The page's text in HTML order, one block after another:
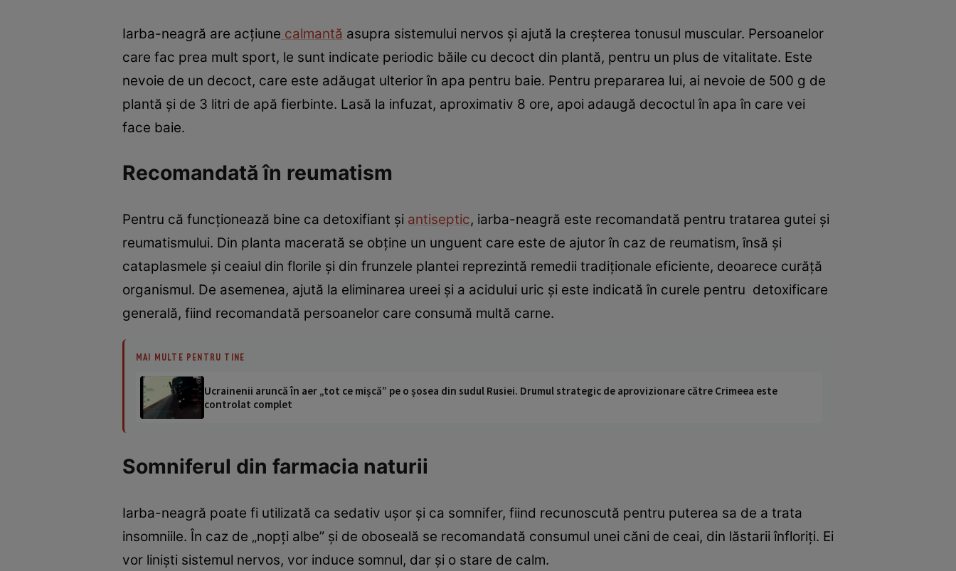
Iarba-neagră are acţiune calmantă asupra sistemului nervos şi ajută la creşterea tonusul muscular. Persoanelor
care fac prea mult sport, le sunt indicate periodic băile cu decoct din plantă, pentru un plus de vitalitate. Este
nevoie de un decoct, care este adăugat ulterior în apa pentru baie. Pentru prepararea lui, ai nevoie de 500 g de
plantă şi de 3 litri de apă fierbinte. Lasă la infuzat, aproximativ 8 ore, apoi adaugă decoctul în apa în care vei
face baie.
Recomandată în reumatism
Pentru că funcţionează bine ca detoxifiant şi antiseptic, iarba-neagră este recomandată pentru tratarea gutei şi
reumatismului. Din planta macerată se obţine un unguent care este de ajutor în caz de reumatism, însă şi
cataplasmele şi ceaiul din florile şi din frunzele plantei reprezintă remedii tradiţionale eficiente, deoarece curăţă
organismul. De asemenea, ajută la eliminarea ureei şi a acidului uric şi este indicată în curele pentru detoxificare
generală, fiind recomandată persoanelor care consumă multă carne.
MAI MULTE PENTRU TINE
Ucrainenii aruncă în aer „tot ce mișcă” pe o șosea din sudul Rusiei. Drumul strategic de aprovizionare către Crimeea este
controlat complet
Somniferul din farmacia naturii
Iarba-neagră poate fi utilizată ca sedativ uşor şi ca somnifer, fiind recunoscută pentru puterea sa de a trata
insomniile. În caz de „nopţi albe” şi de oboseală se recomandată consumul unei căni de ceai, din lăstarii înfloriţi. Ei
vor linişti sistemul nervos, vor induce somnul, dar şi o stare de calm.